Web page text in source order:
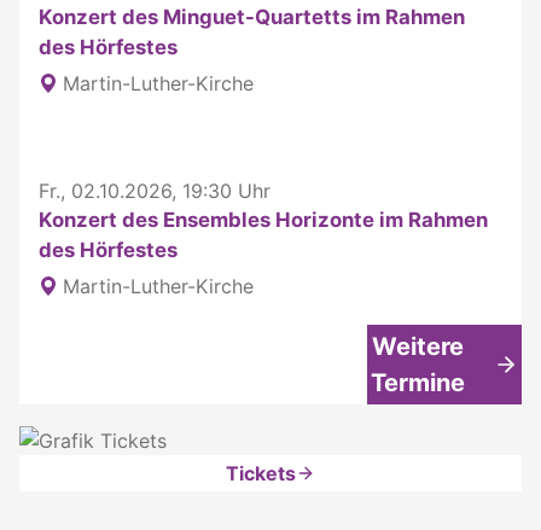
Konzert des Minguet-Quartetts im Rahmen
des Hörfestes
Martin-Luther-Kirche
Fr., 02.10.2026, 19:30 Uhr
Konzert des Ensembles Horizonte im Rahmen
des Hörfestes
Martin-Luther-Kirche
Weitere
Termine
Tickets